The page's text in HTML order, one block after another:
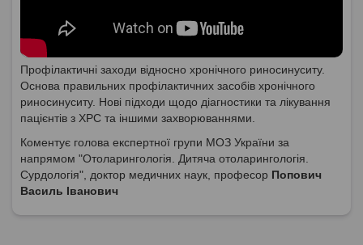
Профілактичні заходи відносно хронічного риносинуситу.
Основа правильних профілактичних засобів хронічного
риносинуситу. Нові підходи щодо діагностики та лікування
пацієнтів з ХРС та іншими захворюваннями.
Коментує голова експертної групи МОЗ України за
напрямом "Отоларингологія. Дитяча отоларингологія.
Сурдологія", доктор медичних наук, професор Попович
Василь Іванович